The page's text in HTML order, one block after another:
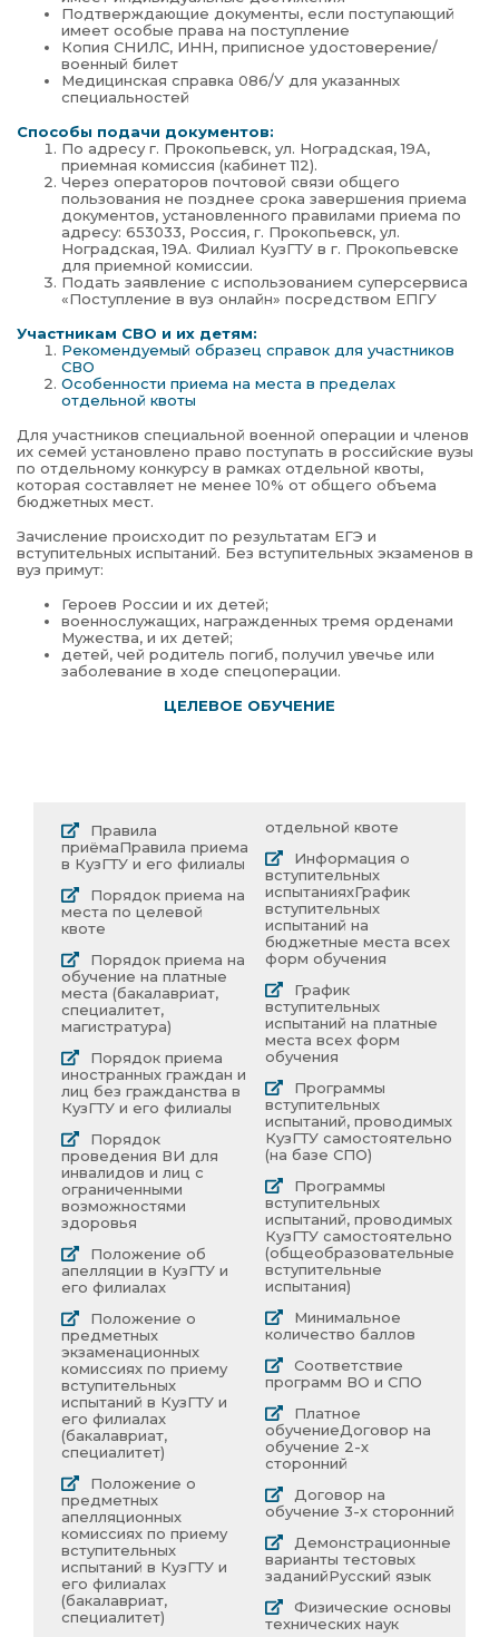
Подтверждающие документы, если поступающий
имеет особые права на поступление
Копия СНИЛС, ИНН, приписное удостоверение/
военный билет
Медицинская справка 086/У для указанных
специальностей
Способы подачи документов:
По адресу г. Прокопьевск, ул. Ноградская, 19А,
приемная комиссия (кабинет 112).
Через операторов почтовой связи общего
пользования не позднее срока завершения приема
документов, установленного правилами приема по
адресу: 653033, Россия, г. Прокопьевск, ул.
Ноградская, 19А. Филиал КузГТУ в г. Прокопьевске
для приемной комиссии.
Подать заявление с использованием суперсервиса
«Поступление в вуз онлайн» посредством ЕПГУ
Участникам СВО и их детям:
Рекомендуемый образец справок для участников
СВО
Особенности приема на места в пределах
отдельной квоты
Для участников специальной военной операции и членов
их семей установлено право поступать в российские вузы
по отдельному конкурсу в рамках отдельной квоты,
которая составляет не менее 10% от общего объема
бюджетных мест.
Зачисление происходит по результатам ЕГЭ и
вступительных испытаний. Без вступительных экзаменов в
вуз примут:
Героев России и их детей;
военнослужащих, награжденных тремя орденами
Мужества, и их детей;
детей, чей родитель погиб, получил увечье или
заболевание в ходе спецоперации.
ЦЕЛЕВОЕ ОБУЧЕНИЕ
Правила
приёмаПравила приема
в КузГТУ и его филиалы
Порядок приема на
места по целевой
квоте
Порядок приема на
обучение на платные
места (бакалавриат,
специалитет,
магистратура)
Порядок приема
иностранных граждан и
лиц без гражданства в
КузГТУ и его филиалы
Порядок
проведения ВИ для
инвалидов и лиц с
ограниченными
возможностями
здоровья
Положение об
апелляции в КузГТУ и
его филиалах
Положение о
предметных
экзаменационных
комиссиях по приему
вступительных
испытаний в КузГТУ и
его филиалах
(бакалавриат,
специалитет)
Положение о
предметных
апелляционных
комиссиях по приему
вступительных
испытаний в КузГТУ и
его филиалах
(бакалавриат,
специалитет)
отдельной квоте
Информация о
вступительных
испытанияхГрафик
вступительных
испытаний на
бюджетные места всех
форм обучения
График
вступительных
испытаний на платные
места всех форм
обучения
Программы
вступительных
испытаний, проводимых
КузГТУ самостоятельно
(на базе СПО)
Программы
вступительных
испытаний, проводимых
КузГТУ самостоятельно
(общеобразовательные
вступительные
испытания)
Минимальное
количество баллов
Соответствие
программ ВО и СПО
Платное
обучениеДоговор на
обучение 2-х
сторонний
Договор на
обучение 3-х сторонний
Демонстрационные
варианты тестовых
заданийРусский язык
Физические основы
технических наук